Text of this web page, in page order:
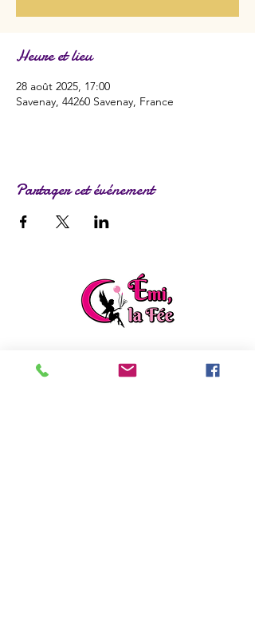
Heure et lieu
28 août 2025, 17:00
Savenay, 44260 Savenay, France
Partager cet événement
Grandchamp des Fontaines (44)
Formulaire de contact